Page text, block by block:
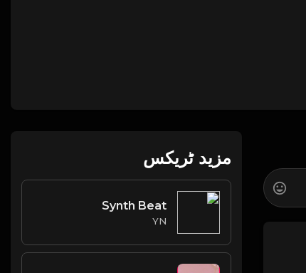
مزید ٹریکس
Synth Beat
YN